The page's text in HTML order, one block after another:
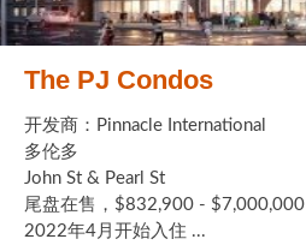
The PJ Condos
开发商：Pinnacle International
多伦多
John St & Pearl St
尾盘在售，$832,900 - $7,000,000
2022年4月开始入住 ...